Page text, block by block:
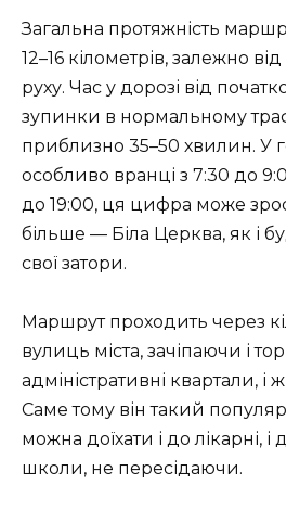
Загальна протяжність
12–16 кілометрів, залежно
руху. Час у дорозі від
зупинки в нормальному
приблизно 35–50 хвилин. У
особливо вранці з 7:30 до
до 19:00, ця цифра може
більше — Біла Церква, як і
свої затори.
Маршрут проходить через
вулиць міста, зачіпаючи і
адміністративні квартали, і
Саме тому він такий
можна доїхати і до лікарні, і
школи, не пересідаючи.